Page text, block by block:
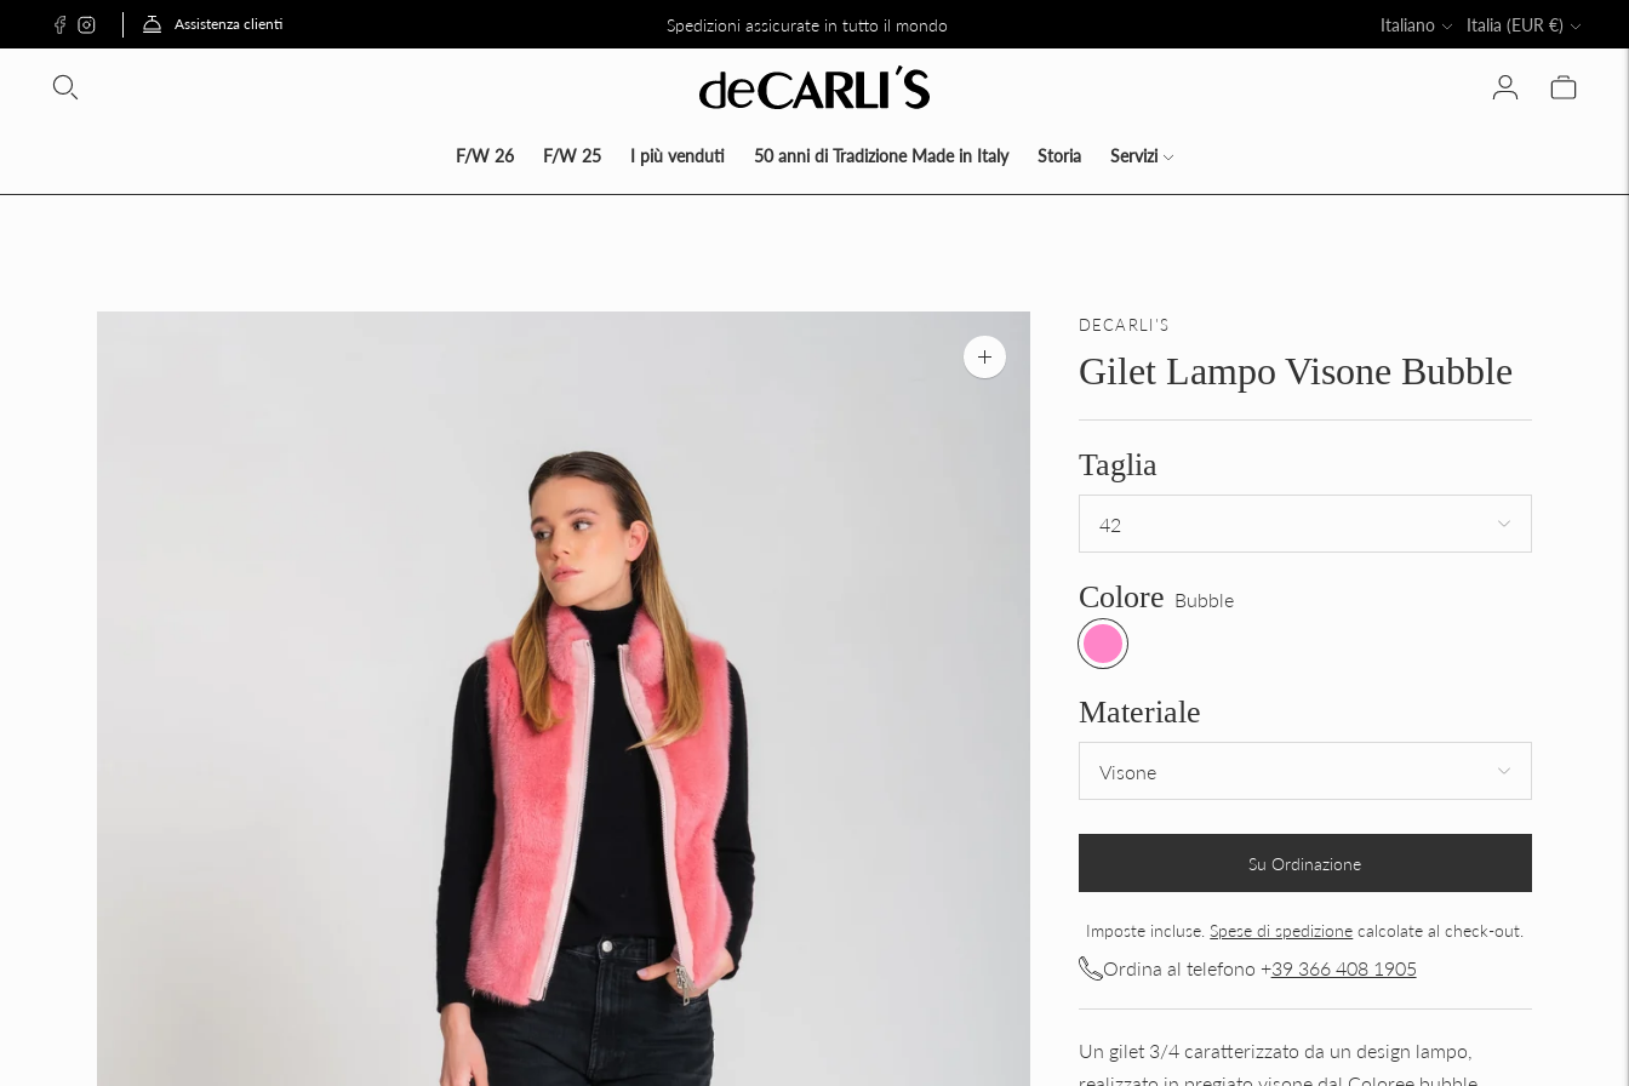
Assistenza clienti Spedizioni assicurate in tutto il mondo
SCONTO DEL 30% SU TUTTA LA COLLEZIONE DIRETTAMENTE NEL CARRELLO Lingua
Italiano Valuta
Italia (EUR €)
F/W 26 F/W 25 I più venduti 50 anni di Tradizione Made in Italy Storia Servizi
Zoom
immagine
DECARLI'S
Gilet Lampo Visone Bubble
Taglia
Colore Bubble
Materiale
Su Ordinazione
Imposte incluse.Spese di spedizione calcolate al check-out.
Ordina al telefono +39 366 408 1905
Un gilet 3/4 caratterizzato da un design lampo,